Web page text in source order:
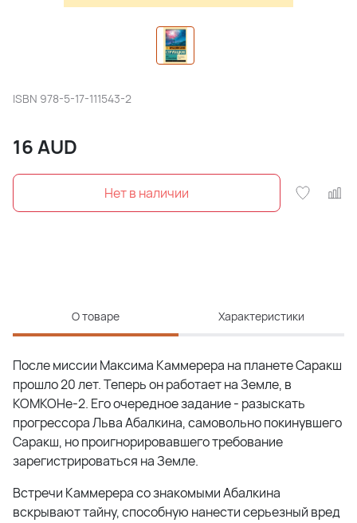
ISBN 978-5-17-111543-2
16AUD
О товаре Характеристики
После миссии Максима Каммерера на планете Саракш
прошло 20 лет. Теперь он работает на Земле, в
КОМКОНе-2. Его очередное задание - разыскать
прогрессора Льва Абалкина, самовольно покинувшего
Саракш, но проигнорировавшего требование
зарегистрироваться на Земле.
Встречи Каммерера со знакомыми Абалкина
вскрывают тайну, способную нанести серьезный вред